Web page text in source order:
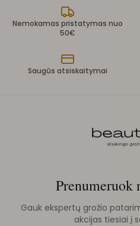
Nemokamas pristatymas nuo
50€
Saugūs atsiskaitymai
Prenumeruok
Gauk ekspertų grožio
akcijas tiesiai į